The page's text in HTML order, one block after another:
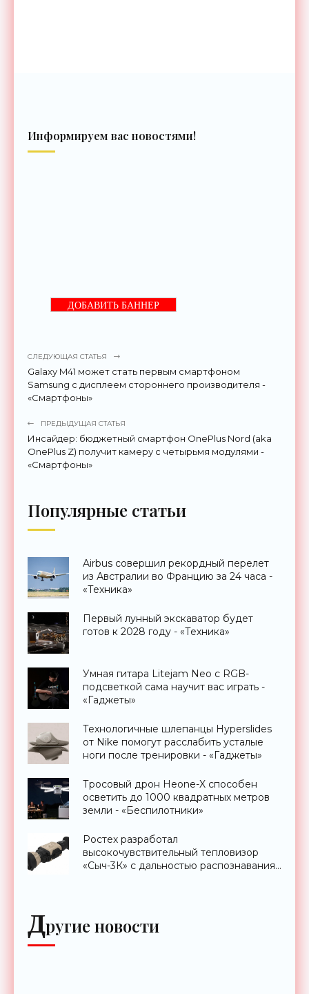
Информируем вас новостями!
ДОБАВИТЬ БАННЕР
СЛЕДУЮЩАЯ СТАТЬЯ
Galaxy M41 может стать первым смартфоном
Samsung с дисплеем стороннего производителя -
«Смартфоны»
ПРЕДЫДУЩАЯ СТАТЬЯ
Инсайдер: бюджетный смартфон OnePlus Nord (aka
OnePlus Z) получит камеру с четырьмя модулями -
«Смартфоны»
Популярные статьи
Airbus совершил рекордный перелет
из Австралии во Францию за 24 часа -
«Техника»
Первый лунный экскаватор будет
готов к 2028 году - «Техника»
Умная гитара Litejam Neo с RGB-
подсветкой сама научит вас играть -
«Гаджеты»
Технологичные шлепанцы Hyperslides
от Nike помогут расслабить усталые
ноги после тренировки - «Гаджеты»
Тросовый дрон Heone-X способен
осветить до 1000 квадратных метров
земли - «Беспилотники»
Ростех разработал
высокочувствительный тепловизор
«Сыч-3К» с дальностью распознавания
Другие новости